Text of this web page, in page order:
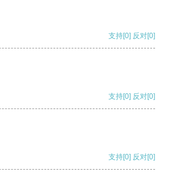
支持[0] 反对[0]
支持[0] 反对[0]
支持[0] 反对[0]